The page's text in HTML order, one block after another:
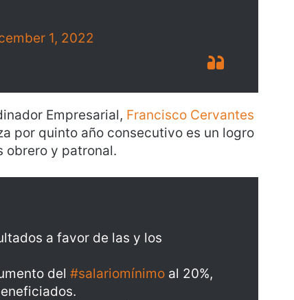
1, 2022
Empresarial, Francisco Cervantes
por quinto año consecutivo es un logro
obrero y patronal.
a favor de las y los
del #salariomínimo al 20%,